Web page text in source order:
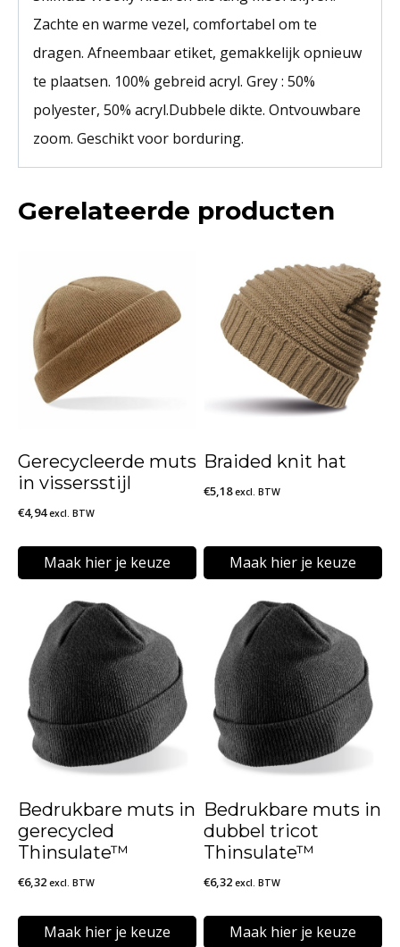
Zachte en warme vezel, comfortabel om te
dragen. Afneembaar etiket, gemakkelijk opnieuw
te plaatsen. 100% gebreid acryl. Grey : 50%
polyester, 50% acryl.Dubbele dikte. Ontvouwbare
zoom. Geschikt voor borduring.
Gerelateerde producten
Gerecycleerde muts
in vissersstijl
€4,94 excl. BTW
Maak hier je keuze
product
heeft
meerdere
variaties.
Deze
optie
gekozen
worden
op
productpagina
Braided knit hat
€5,18 excl. BTW
Maak hier je keuze
product
heeft
meerdere
variaties.
Deze
optie
gekozen
worden
op
productpagina
Bedrukbare muts in
gerecycled
Thinsulate™
€6,32 excl. BTW
Maak hier je keuze
Bedrukbare muts in
dubbel tricot
Thinsulate™
€6,32 excl. BTW
Maak hier je keuze